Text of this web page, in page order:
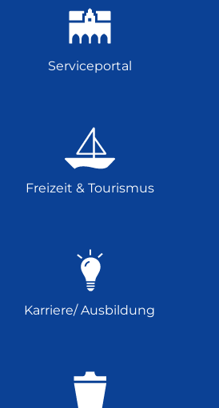
Serviceportal
Freizeit & Tourismus
Karriere/ Ausbildung